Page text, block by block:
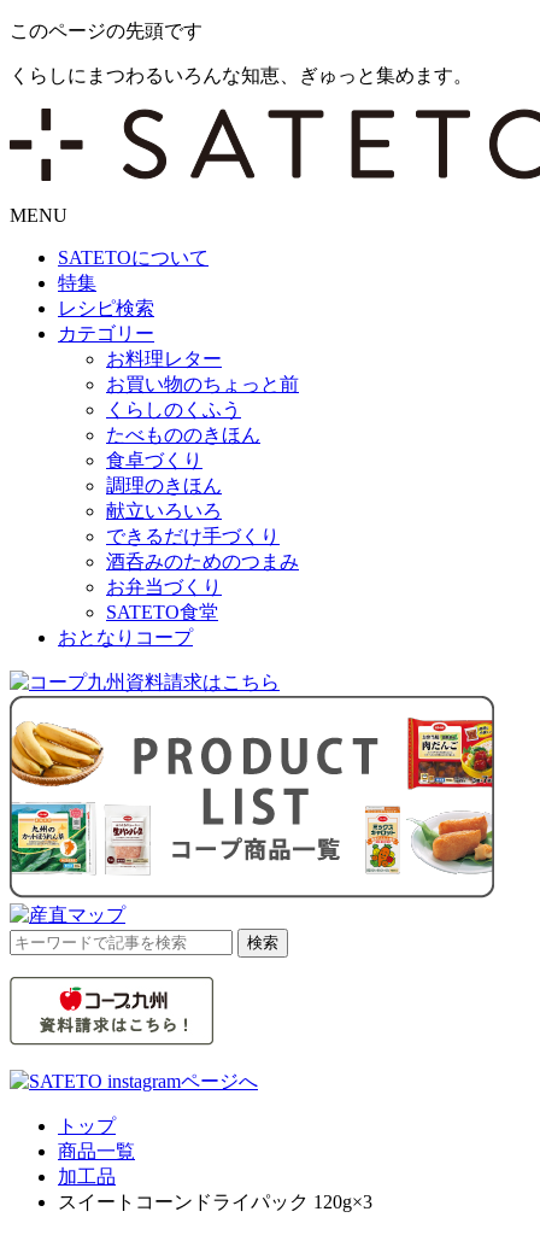
このページの先頭です
くらしにまつわるいろんな知恵、ぎゅっと集めます。
MENU
SATETOについて
特集
レシピ検索
カテゴリー
お料理レター
お買い物のちょっと前
くらしのくふう
たべもののきほん
食卓づくり
調理のきほん
献立いろいろ
できるだけ手づくり
酒呑みのためのつまみ
お弁当づくり
SATETO食堂
おとなりコープ
検
検索
トップ
商品一覧
加工品
スイートコーンドライパック 120g×3